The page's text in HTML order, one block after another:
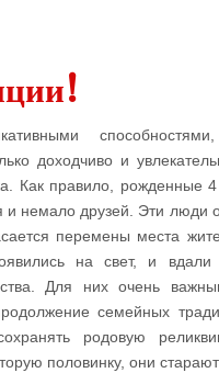
доходчиво и
Как правило, рожденные
и немало друзей. Эти люди
перемены места
на свет, и
Для них очень
семейных
родовую
половинку, они